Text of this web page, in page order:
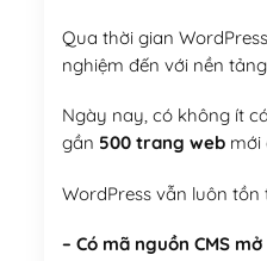
Qua thời gian
nghiệm đến với nền
Ngày nay, có không ít
gần 500 trang webmới
WordPress vẫn luôn
– Có mã nguồn CMS mở